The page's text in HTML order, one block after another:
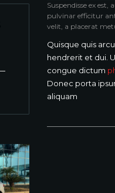
Suspendisse ex est,
pulvinar efficitur
velit, a placerat
Quisque quis
hendrerit et dui.
congue dictum
Donec porta
aliquam